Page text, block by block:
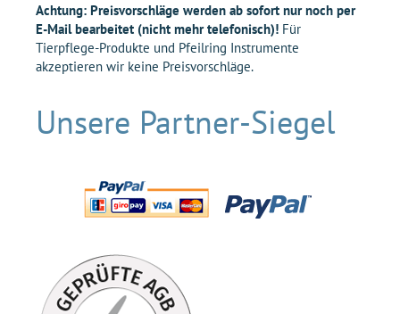
Achtung: Preisvorschläge werden ab sofort nur noch per
E-Mail bearbeitet (nicht mehr telefonisch)! Für
Tierpflege-Produkte und Pfeilring Instrumente
akzeptieren wir keine Preisvorschläge.
Unsere Partner-Siegel